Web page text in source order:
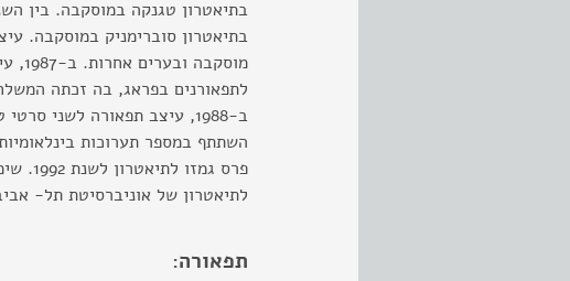
לתפאורנים בפראג, בה זכתה
ב-1988, עיצב תפאורה לשני
השתתף במספר תערוכות
פרס
לתיאטרון של אוניברסיטת תל-
תפאורה: